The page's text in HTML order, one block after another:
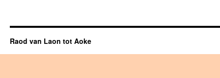
Raod van Laon tot Aoke